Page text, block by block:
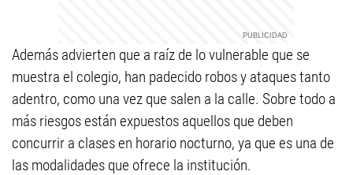
Además advierten que a raíz de lo vulnerable que se
muestra el colegio, han padecido robos y ataques tanto
adentro, como una vez que salen a la calle. Sobre todo a
más riesgos están expuestos aquellos que deben
concurrir a clases en horario nocturno, ya que es una de
las modalidades que ofrece la institución.